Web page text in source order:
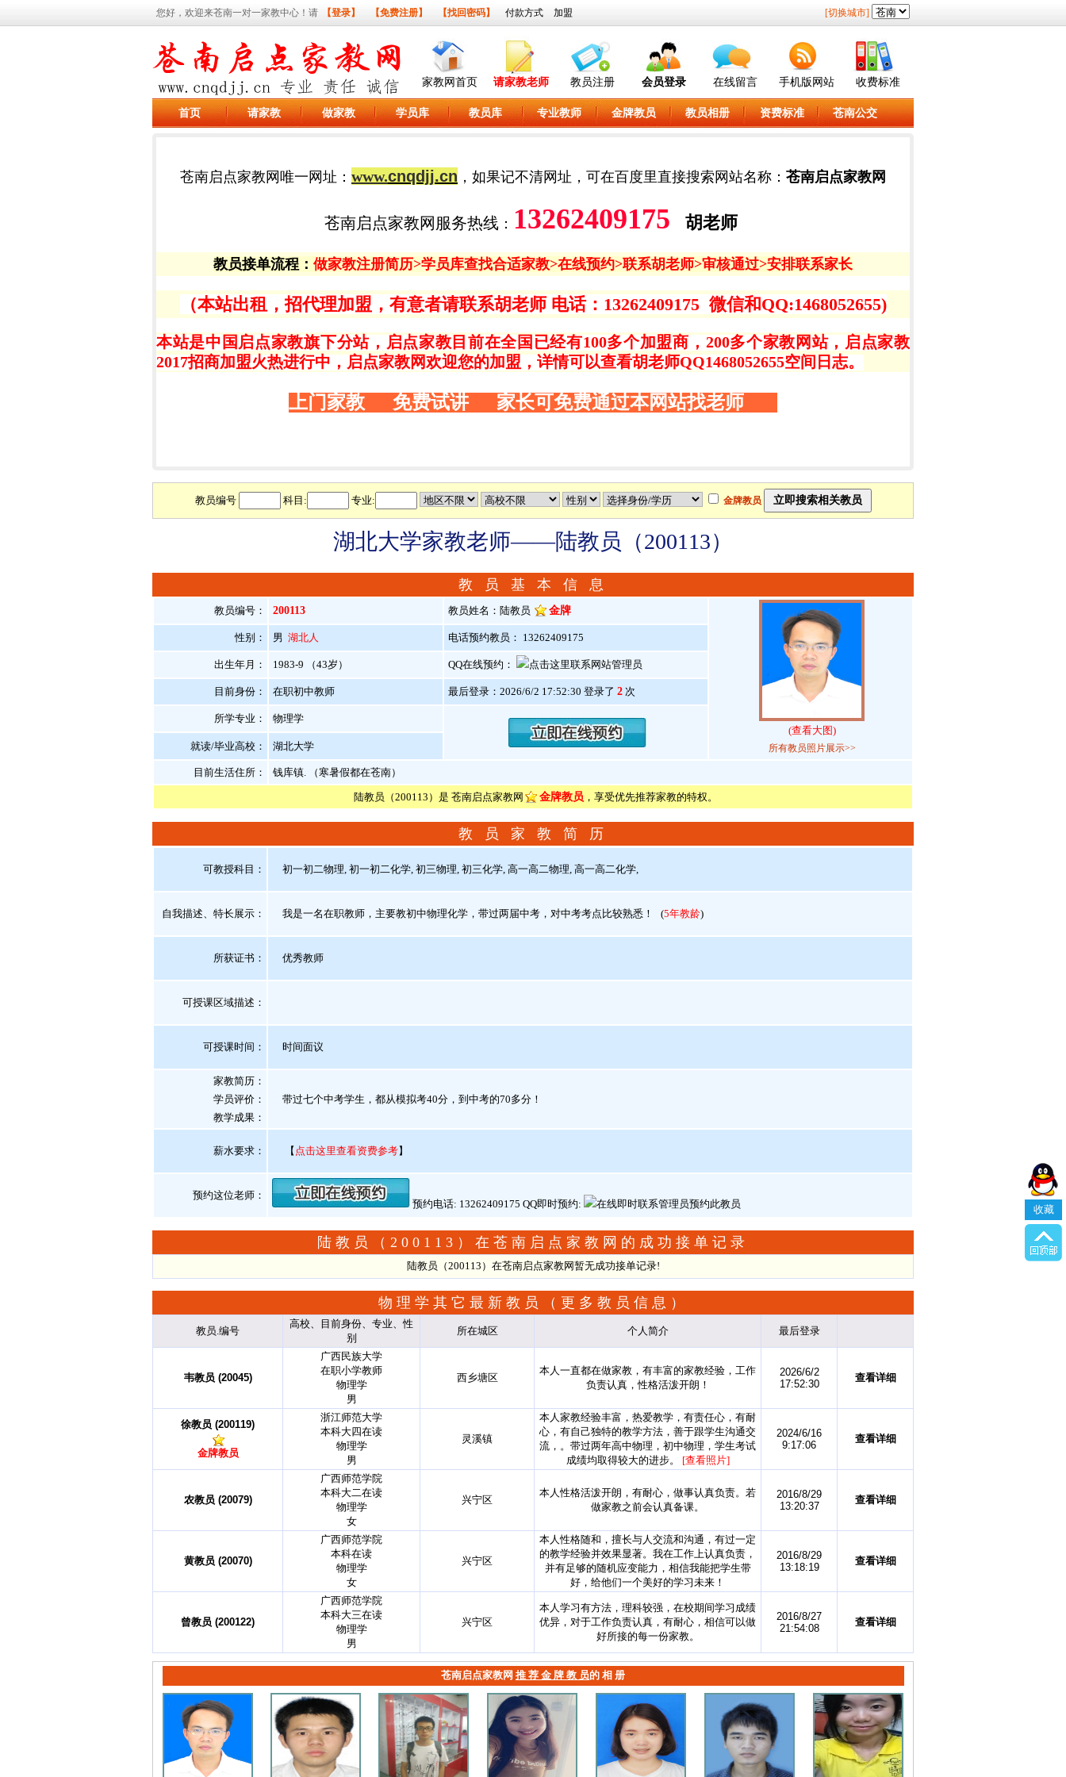
您好，欢迎来苍南一对一家教中心！请 【登录】 【免费注册】 【找回密码】 付款方式 加盟 [切换城市]
家教网首页 请家教老师 教员注册 会员登录 在线留言 手机版网站 收费标准
收藏
首页 请家教 做家教 学员库 教员库 专业教师 金牌教员 教员相册 资费标准 苍南公交
苍南启点家教网唯一网址： www.cnqdjj.cn ，如果记不清网址，可在百度里直接搜索网站名称： 苍南启点家教网
苍南启点家教网服务热线： 13262409175 胡老师
教员接单流程 ： 做家教注册简历>学员库查找合适家教>在线预约>联系胡老师>审核通过>安排联系家长
（本站出租，招代理加盟，有意者请联系胡老师 电话：13262409175 微信和QQ:1468052655)
本站是中国启点家教旗下分站，启点家教目前在全国已经有100多个加盟商，200多个家教网站，启点家教
2017招商加盟火热进行中，启点家教网欢迎您的加盟，详情可以查看胡老师QQ1468052655空间日志。
上门家教 免费试讲 家长可免费通过本网站找老师
教员编号 科目: 专业: 金牌教员
湖北大学家教老师——陆教员（200113）
教 员 基 本 信 息
教员编号： 200113 教员姓名：陆教员 金牌
(查看大图)
所有教员照片展示>>
性别： 男 湖北人 电话预约教员： 13262409175
出生年月： 1983-9 （43岁） QQ在线预约：
目前身份： 在职初中教师 最后登录：2026/6/2 17:52:30 登录了 2 次
所学专业： 物理学
就读/毕业高校： 湖北大学
目前生活住所： 钱库镇. （寒暑假都在苍南）
陆教员（200113）是 苍南启点家教网 金牌教员 ，享受优先推荐家教的特权。
教 员 家 教 简 历
可教授科目： 初一初二物理, 初一初二化学, 初三物理, 初三化学, 高一高二物理, 高一高二化学,
自我描述、特长展示 ： 我是一名在职教师，主要教初中物理化学，带过两届中考，对中考考点比较熟悉！ (5年教龄)
所获证书 ： 优秀教师
可授课区域描述：
可授课时间： 时间面议
家教简历：
学员评价：
教学成果：
带过七个中考学生，都从模拟考40分，到中考的70多分！
薪水要求： 【 点击这里查看资费参考】
预约这位老师：
预约电话: 13262409175 QQ即时预约:
陆教员（200113）在苍南启点家教网的成功接单记录
陆教员（200113）在苍南启点家教网暂无成功接单记录!
物理学其它最新教员（ 更多教员信息 ）
教员.编号
高校、目前身份、专业、性
别
所在城区 个人简介 最后登录
韦教员 (20045)
广西民族大学
在职小学教师
物理学
男
西乡塘区
本人一直都在做家教，有丰富的家教经验，工作
负责认真，性格活泼开朗！
2026/6/2
17:52:30
查看详细
徐教员 (200119)
金牌教员
浙江师范大学
本科大四在读
物理学
男
灵溪镇
本人家教经验丰富，热爱教学，有责任心，有耐
心，有自己独特的教学方法，善于跟学生沟通交
流，。带过两年高中物理，初中物理，学生考试
成绩均取得较大的进步。 [查看照片]
2024/6/16
9:17:06
查看详细
农教员 (20079)
广西师范学院
本科大二在读
物理学
女
兴宁区
本人性格活泼开朗，有耐心，做事认真负责。若
做家教之前会认真备课。
2016/8/29
13:20:37
查看详细
黄教员 (20070)
广西师范学院
本科在读
物理学
女
兴宁区
本人性格随和，擅长与人交流和沟通，有过一定
的教学经验并效果显著。我在工作上认真负责，
并有足够的随机应变能力，相信我能把学生带
好，给他们一个美好的学习未来！
2016/8/29
13:18:19
查看详细
曾教员 (200122)
广西师范学院
本科大三在读
物理学
男
兴宁区
本人学习有方法，理科较强，在校期间学习成绩
优异，对于工作负责认真，有耐心，相信可以做
好所接的每一份家教。
2016/8/27
21:54:08
查看详细
苍南启点家教网 推 荐 金 牌 教 员的 相 册